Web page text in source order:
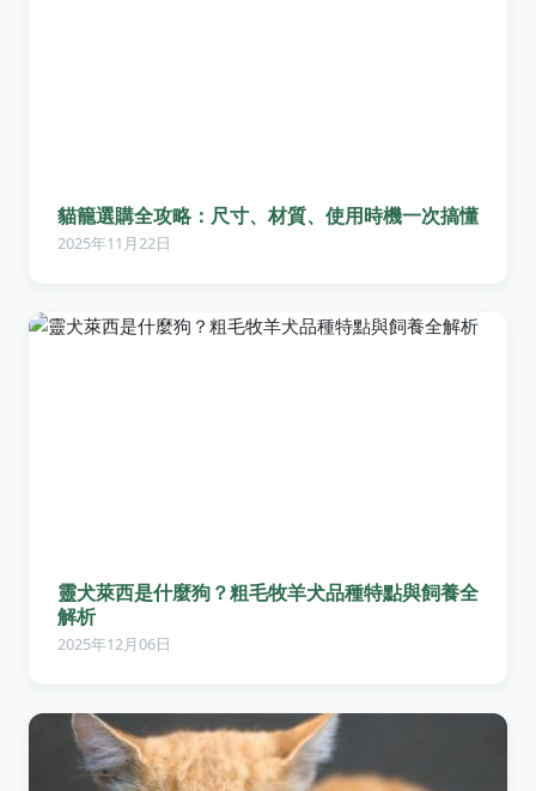
貓籠選購全攻略：尺寸、材質、使用時機一次搞懂
2025年11月22日
靈犬萊西是什麼狗？粗毛牧羊犬品種特點與飼養全
解析
2025年12月06日